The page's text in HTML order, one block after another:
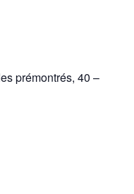
prémontrés, 40 –